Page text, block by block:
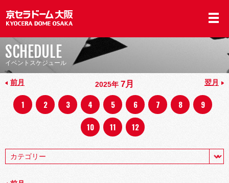
SCHEDULE
イベントスケジュール
前月 2025年 7月 翌月
1 2 3 4 5 6 7 8
9
10
11 12